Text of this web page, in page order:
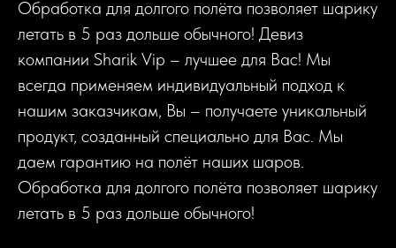
Обработка для долгого полёта позволяет шарику
летать в 5 раз дольше обычного! Девиз
компании Sharik Vip – лучшее для Вас! Мы
всегда применяем индивидуальный подход к
нашим заказчикам, Вы – получаете уникальный
продукт, созданный специально для Вас. Мы
даем гарантию на полёт наших шаров.
Обработка для долгого полёта позволяет шарику
летать в 5 раз дольше обычного!